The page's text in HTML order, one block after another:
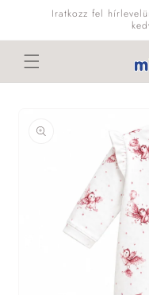
Ugrás aIratkozz fel
ugrás a
termékadatokra